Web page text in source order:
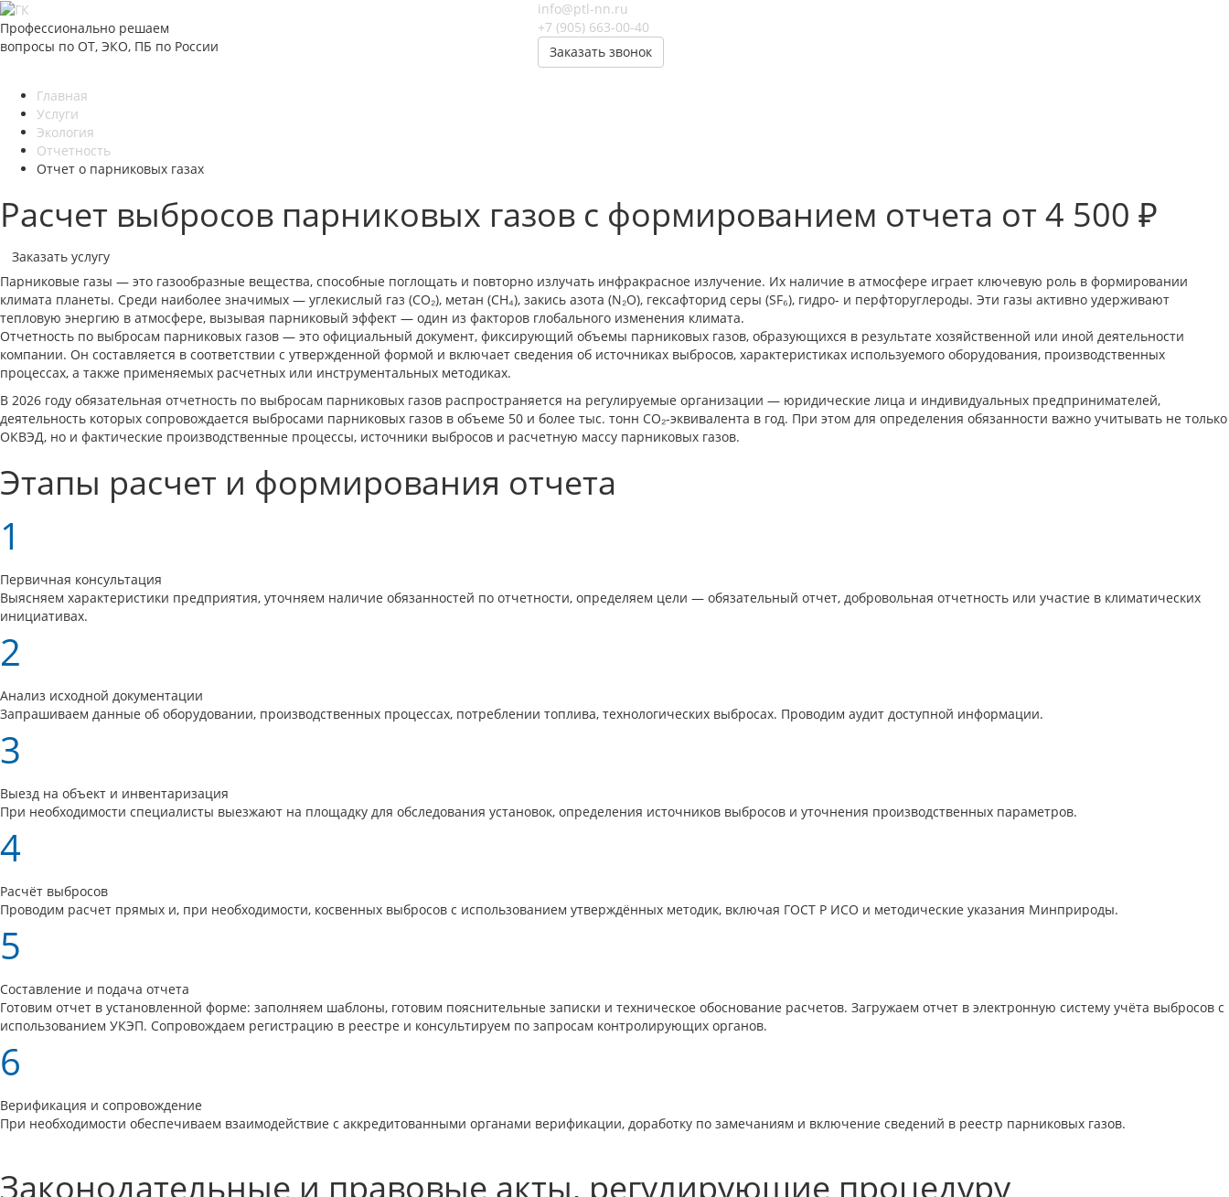
Профессионально решаем
вопросы по ОТ, ЭКО, ПБ по России
info@ptl-nn.ru
+7 (905) 663-00-40
Заказать звонок
Главная
Услуги
Экология
Отчетность
Отчет о парниковых газах
Расчет выбросов парниковых газов с формированием отчета от 4 500 ₽
Заказать услугу
Парниковые газы — это газообразные вещества, способные поглощать и повторно излучать инфракрасное излучение. Их наличие в атмосфере играет ключевую роль в формировании
климата планеты. Среди наиболее значимых — углекислый газ (CO₂), метан (CH₄), закись азота (N₂O), гексафторид серы (SF₆), гидро- и перфторуглероды. Эти газы активно удерживают
тепловую энергию в атмосфере, вызывая парниковый эффект — один из факторов глобального изменения климата.
Отчетность по выбросам парниковых газов — это официальный документ, фиксирующий объемы парниковых газов, образующихся в результате хозяйственной или иной деятельности
компании. Он составляется в соответствии с утвержденной формой и включает сведения об источниках выбросов, характеристиках используемого оборудования, производственных
процессах, а также применяемых расчетных или инструментальных методиках.
В 2026 году обязательная отчетность по выбросам парниковых газов распространяется на регулируемые организации — юридические лица и индивидуальных предпринимателей,
деятельность которых сопровождается выбросами парниковых газов в объеме 50 и более тыс. тонн CO₂-эквивалента в год. При этом для определения обязанности важно учитывать не только
ОКВЭД, но и фактические производственные процессы, источники выбросов и расчетную массу парниковых газов.
Этапы расчет и формирования отчета
1
Первичная консультация
Выясняем характеристики предприятия, уточняем наличие обязанностей по отчетности, определяем цели — обязательный отчет, добровольная отчетность или участие в климатических
инициативах.
2
Анализ исходной документации
Запрашиваем данные об оборудовании, производственных процессах, потреблении топлива, технологических выбросах. Проводим аудит доступной информации.
3
Выезд на объект и инвентаризация
При необходимости специалисты выезжают на площадку для обследования установок, определения источников выбросов и уточнения производственных параметров.
4
Расчёт выбросов
Проводим расчет прямых и, при необходимости, косвенных выбросов с использованием утверждённых методик, включая ГОСТ Р ИСО и методические указания Минприроды.
5
Составление и подача отчета
Готовим отчет в установленной форме: заполняем шаблоны, готовим пояснительные записки и техническое обоснование расчетов. Загружаем отчет в электронную систему учёта выбросов с
использованием УКЭП. Сопровождаем регистрацию в реестре и консультируем по запросам контролирующих органов.
6
Верификация и сопровождение
При необходимости обеспечиваем взаимодействие с аккредитованными органами верификации, доработку по замечаниям и включение сведений в реестр парниковых газов.
Законодательные и правовые акты, регулирующие процедуру